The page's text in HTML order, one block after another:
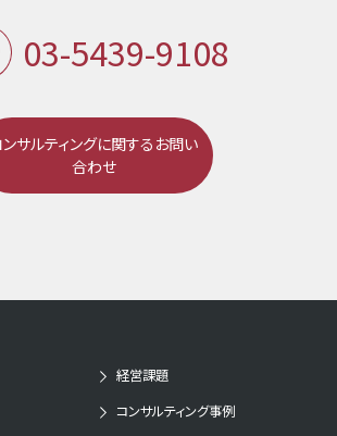
03-5439-9108
ンサルティングに関するお問い
合わせ
経営課題
コンサルティング事例